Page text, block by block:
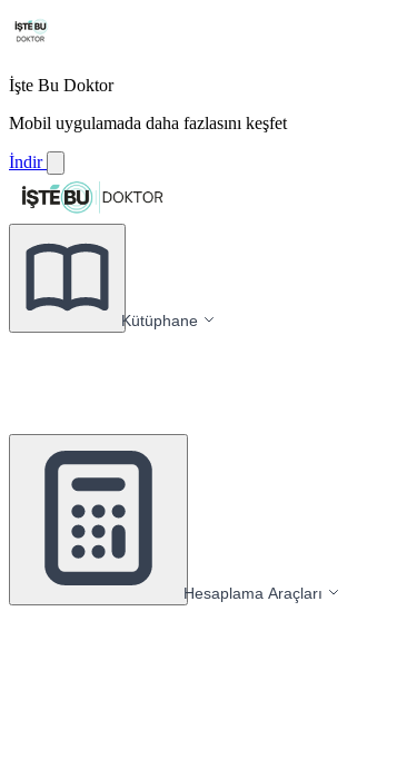
İşte Bu Doktor
Mobil uygulamada daha fazlasını keşfet
İndir
Kütüphane
Hesaplama Araçları